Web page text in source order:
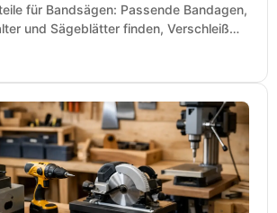
für Bandsägen: Passende Bandagen,
und Sägeblätter finden, Verschleiß